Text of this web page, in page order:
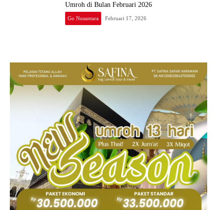
Umroh di Bulan Februari 2026
Go Nusantara Februari 17, 2026